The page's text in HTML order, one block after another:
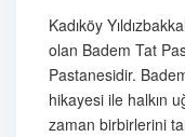
Kadıköy
olan Badem Tat
Pastanesidir.
hikayesi ile halkın
zaman birbirlerini